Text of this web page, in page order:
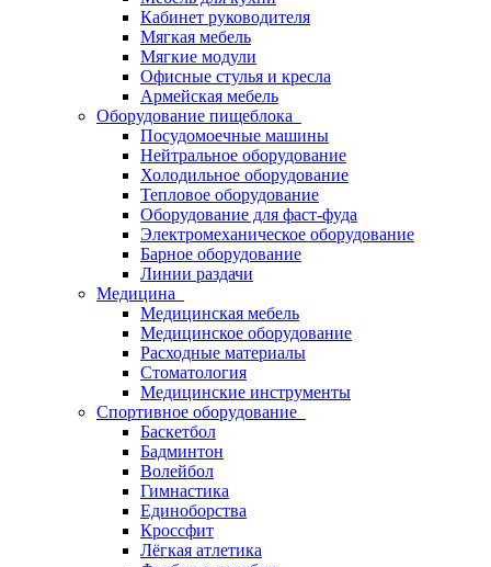
Кабинет руководителя
Мягкая мебель
Мягкие модули
Офисные стулья и кресла
Армейская мебель
Оборудование пищеблока
Посудомоечные машины
Нейтральное оборудование
Холодильное оборудование
Тепловое оборудование
Оборудование для фаст-фуда
Электромеханическое оборудование
Барное оборудование
Линии раздачи
Медицина
Медицинская мебель
Медицинское оборудование
Расходные материалы
Стоматология
Медицинские инструменты
Спортивное оборудование
Баскетбол
Бадминтон
Волейбол
Гимнастика
Единоборства
Кроссфит
Лёгкая атлетика